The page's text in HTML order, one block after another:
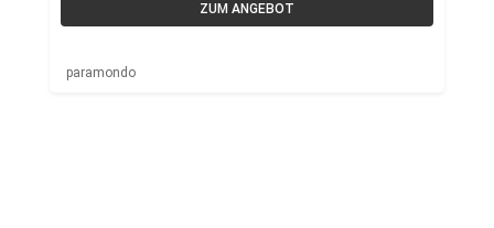
ZUM ANGEBOT
paramondo